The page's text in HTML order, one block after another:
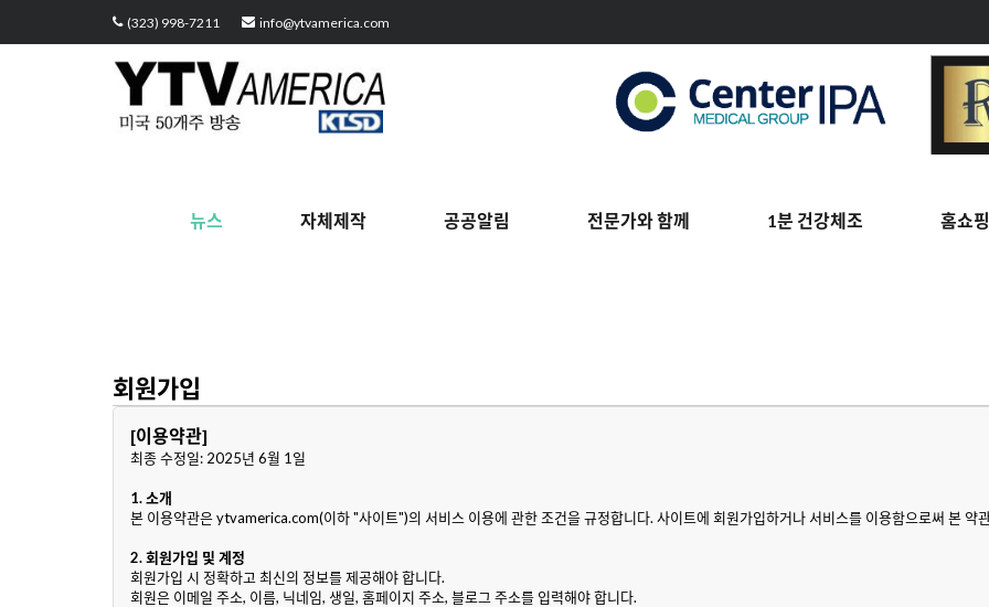
(323) 998-7211 info@ytvamerica.com
뉴스 자체제작 공공알림 전문가와 함께 1분 건강체조 홈쇼핑
회원가입
[이용약관]
최종 수정일: 2025년 6월 1일
1. 소개
본 이용약관은 ytvamerica.com(이하 "사이트")의 서비스 이용에 관한 조건을 규정합니다. 사이트에 회원가입하거나 서비스를 이용함으로써 본 약
2. 회원가입 및 계정
회원가입 시 정확하고 최신의 정보를 제공해야 합니다.
회원은 이메일 주소, 이름, 닉네임, 생일, 홈페이지 주소, 블로그 주소를 입력해야 합니다.